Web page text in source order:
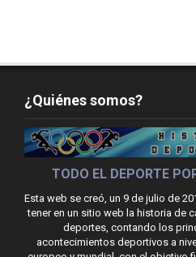
¿Quiénes somos?
TODO EL DEPORTE
Esta web se creó, un 9 de julio de
tener en un sitio web la historia de
deportes, contando los
acontecimientos deportivos a